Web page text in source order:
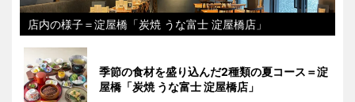
店内の様子＝淀屋橋「炭焼 うな富士 淀屋橋店」
季節の食材を盛り込んだ2種類の夏コース＝淀
屋橋「炭焼 うな富士 淀屋橋店」